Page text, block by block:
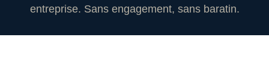
entreprise. Sans engagement, sans baratin.